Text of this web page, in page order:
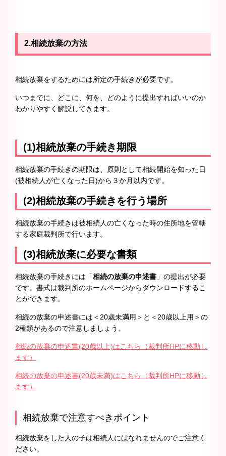
2.相続放棄の方法
相続放棄をするためには所定の手続きが必要です。
いつまでに、どこに、何を、どのように提出すればいいのか
わかりやすく解説してきます。
(1)相続放棄の手続き期限
相続放棄の手続きの期限は、原則として相続開始を知った日
(被相続人が亡くなった日)から３か月以内です。
(2)相続放棄の手続きを行う場所
相続放棄の手続きは被相続人の亡くなった時の住所地を管轄
する家庭裁判所で行います。
(3)相続放棄に必要な書類
相続放棄の手続きには「相続の放棄の申述書 」の提出が必要
です。書式は裁判所のホームページからダウンロードするこ
とができます。
相続の放棄の申述書には＜20歳未満用＞と＜20歳以上用＞の
2種類があるので注意しましょう。
相続の放棄の申述書(20歳以上)はこちら（裁判所HPに移動し
ます）
相続の放棄の申述書(20歳未満)はこちら（裁判所HPに移動し
ます）
相続放棄で注意すべきポイント
相続放棄をした人の子は相続人にはなれませんのでご注意く
ださい。